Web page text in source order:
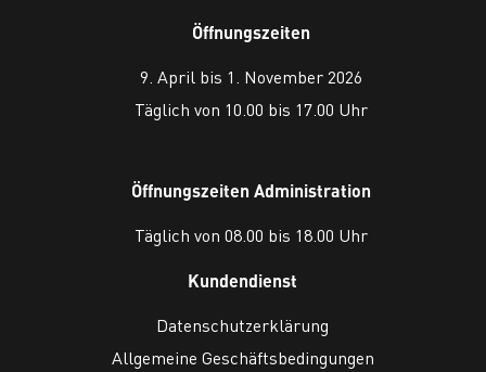
Öffnungszeiten
9. April bis 1. November 2026
Täglich von 10.00 bis 17.00 Uhr
Öffnungszeiten Administration
Täglich von 08.00 bis 18.00 Uhr
Kundendienst
Datenschutzerklärung
Allgemeine Geschäftsbedingungen